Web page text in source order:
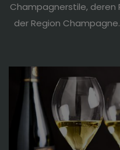
Champagnerstile, deren
der Region